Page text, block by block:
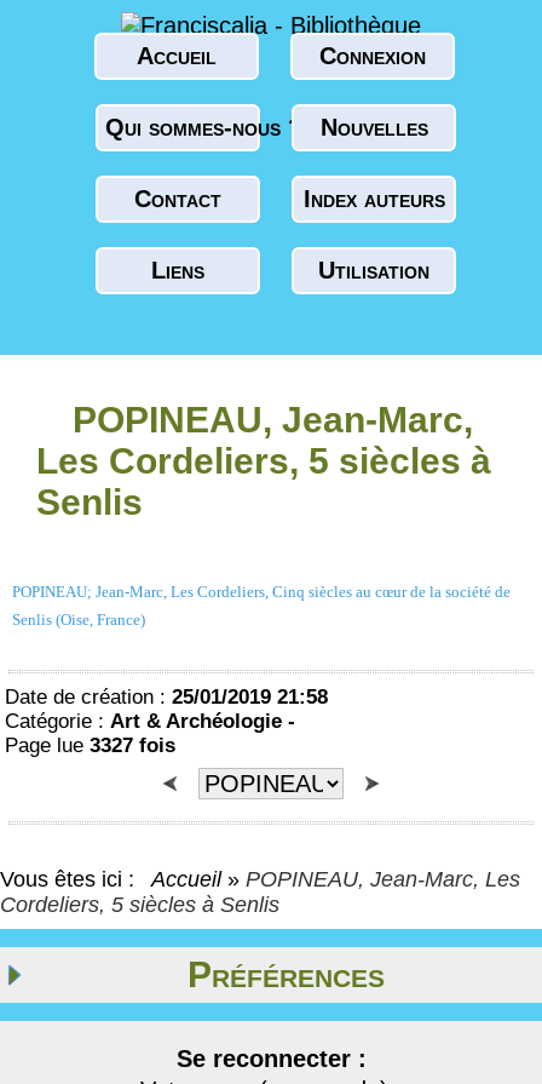
Accueil Connexion
Qui sommes-nous ? Nouvelles
Contact Index auteurs
Liens Utilisation
POPINEAU, Jean-Marc,
Les Cordeliers, 5 siècles à
Senlis
POPINEAU; Jean-Marc, Les Cordeliers, Cinq siècles au cœur de la société de
Senlis (Oise, France)
Date de création : 25/01/2019 21:58
Catégorie : Art & Archéologie -
Page lue 3327 fois
Vous êtes ici : Accueil » POPINEAU, Jean-Marc, Les
Cordeliers, 5 siècles à Senlis
Préférences
Se reconnecter :